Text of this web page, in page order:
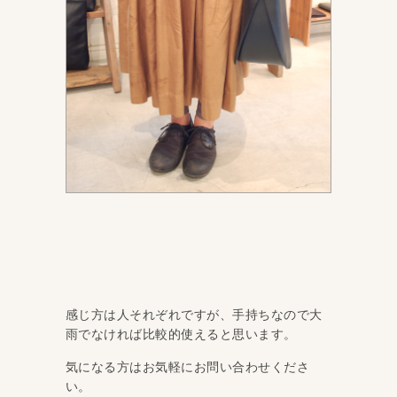
感じ方は人それぞれですが、手持ちなので大
雨でなければ比較的使えると思います。
気になる方はお気軽にお問い合わせくださ
い。